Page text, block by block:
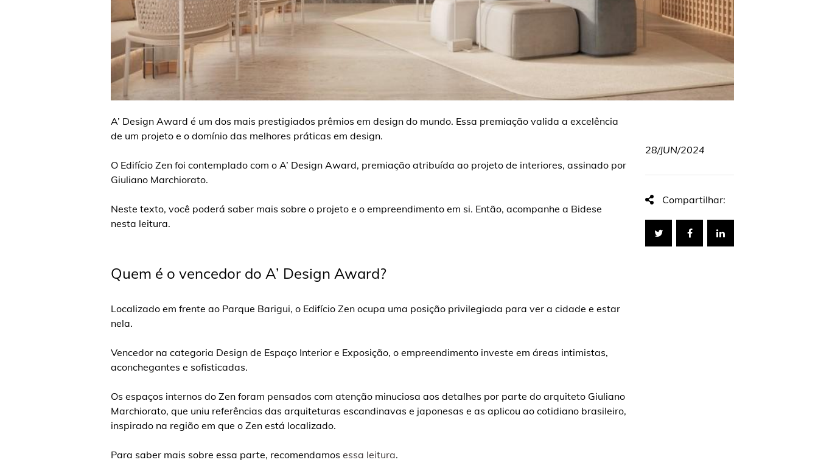
A’ Design Award é um dos mais prestigiados prêmios em design do mundo. Essa premiação valida a excelência
de um projeto e o domínio das melhores práticas em design.
O Edifício Zen foi contemplado com o A’ Design Award, premiação atribuída ao projeto de interiores, assinado por
Giuliano Marchiorato.
Neste texto, você poderá saber mais sobre o projeto e o empreendimento em si. Então, acompanhe a Bidese
nesta leitura.
Quem é o vencedor do A’ Design Award?
Localizado em frente ao Parque Barigui, o Edifício Zen ocupa uma posição privilegiada para ver a cidade e estar
nela.
Vencedor na categoria Design de Espaço Interior e Exposição, o empreendimento investe em áreas intimistas,
aconchegantes e sofisticadas.
Os espaços internos do Zen foram pensados com atenção minuciosa aos detalhes por parte do arquiteto Giuliano
Marchiorato, que uniu referências das arquiteturas escandinavas e japonesas e as aplicou ao cotidiano brasileiro,
inspirado na região em que o Zen está localizado.
Para saber mais sobre essa parte, recomendamos essa leitura.
28/JUN/2024
Compartilhar: